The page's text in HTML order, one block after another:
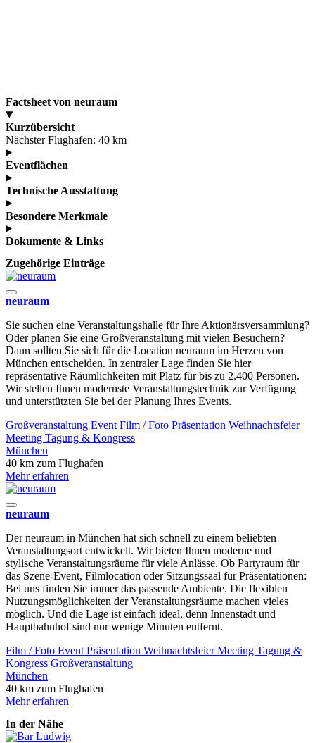
Factsheet von neuraum
Kurzübersicht
Nächster Flughafen: 40 km
Eventflächen
Technische Ausstattung
Besondere Merkmale
Dokumente & Links
Zugehörige Einträge
neuraum
Sie suchen eine Veranstaltungshalle für Ihre Aktionärsversammlung?
Oder planen Sie eine Großveranstaltung mit vielen Besuchern?
Dann sollten Sie sich für die Location neuraum im Herzen von
München entscheiden. In zentraler Lage finden Sie hier
repräsentative Räumlichkeiten mit Platz für bis zu 2.400 Personen.
Wir stellen Ihnen modernste Veranstaltungstechnik zur Verfügung
und unterstützten Sie bei der Planung Ihres Events.
Großveranstaltung Event Film / Foto Präsentation Weihnachtsfeier
Meeting Tagung & Kongress
München
40 km zum Flughafen
Mehr erfahren
neuraum
Der neuraum in München hat sich schnell zu einem beliebten
Veranstaltungsort entwickelt. Wir bieten Ihnen moderne und
stylische Veranstaltungsräume für viele Anlässe. Ob Partyraum für
das Szene-Event, Filmlocation oder Sitzungssaal für Präsentationen:
Bei uns finden Sie immer das passende Ambiente. Die flexiblen
Nutzungsmöglichkeiten der Veranstaltungsräume machen vieles
möglich. Und die Lage ist einfach ideal, denn Innenstadt und
Hauptbahnhof sind nur wenige Minuten entfernt.
Film / Foto Event Präsentation WeihnachtsfeierMeeting Tagung &
Kongress Großveranstaltung
München
40 km zum Flughafen
Mehr erfahren
In der Nähe